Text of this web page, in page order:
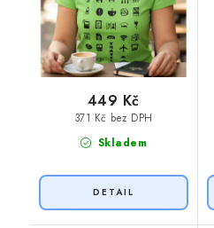
Skladem
371 Kč bez DPH
449 Kč